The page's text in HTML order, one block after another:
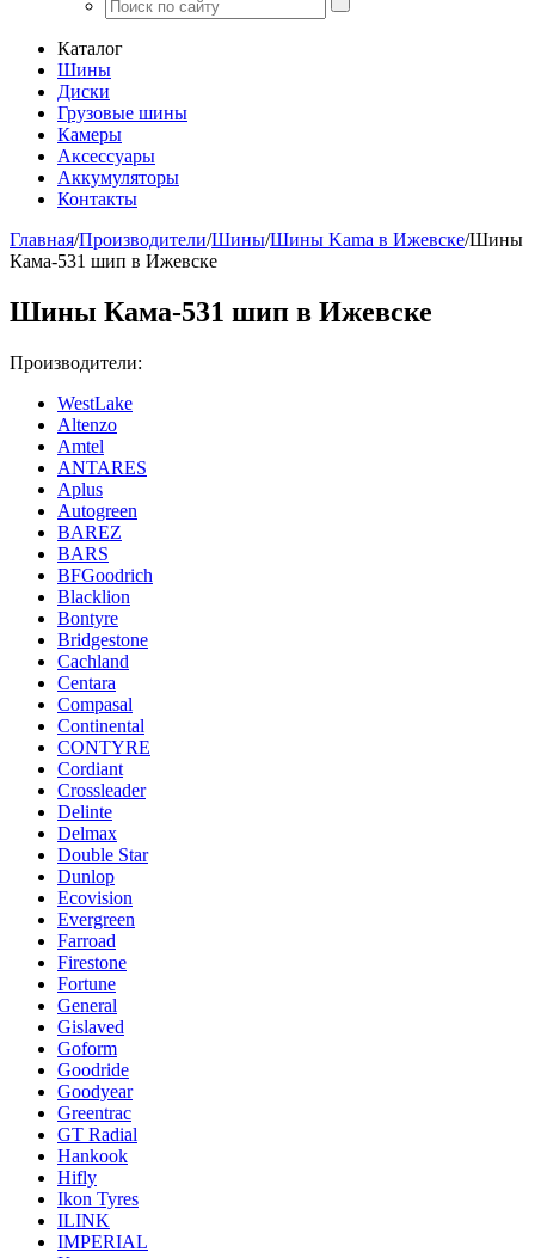
Каталог
Шины
Диски
Грузовые шины
Камеры
Аксессуары
Аккумуляторы
Контакты
Главная/Производители/Шины/Шины Kama в Ижевске/Шины
Кама-531 шип в Ижевске
Шины Кама-531 шип в Ижевске
Производители:
WestLake
Altenzo
Amtel
ANTARES
Aplus
Autogreen
BAREZ
BARS
BFGoodrich
Blacklion
Bontyre
Bridgestone
Cachland
Centara
Compasal
Continental
CONTYRE
Cordiant
Crossleader
Delinte
Delmax
Double Star
Dunlop
Ecovision
Evergreen
Farroad
Firestone
Fortune
General
Gislaved
Goform
Goodride
Goodyear
Greentrac
GT Radial
Hankook
Hifly
Ikon Tyres
ILINK
IMPERIAL